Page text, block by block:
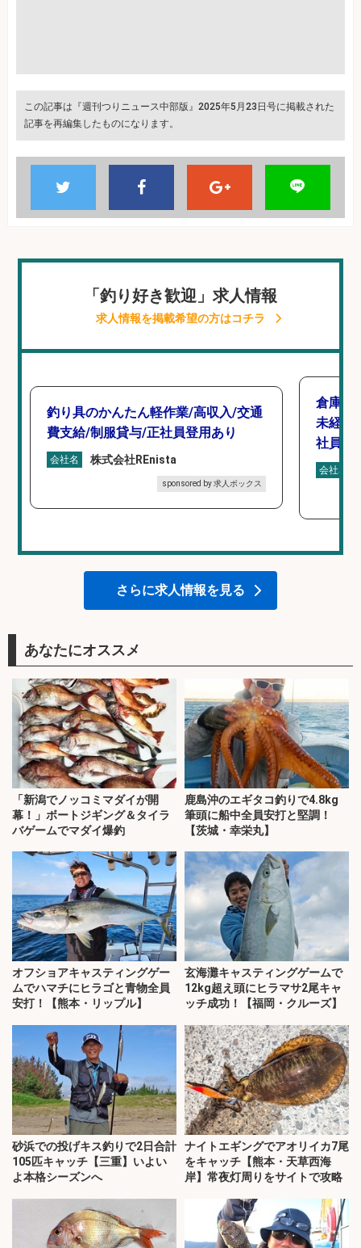
この記事は『週刊つりニュース中部版』2025年5月23日号に掲載された
記事を再編集したものになります。
「釣り好き歓迎」求人情報
求人情報を掲載希望の方はコチラ
釣り具のかんたん軽作業/高収入/交通
費支給/制服貸与/正社員登用あり
会社名 株式会社REnista
sponsored by 求人ボックス
倉庫で
未経験
社員登
会社名
さらに求人情報を見る
あなたにオススメ
「新潟でノッコミマダイが開
幕！」ボートジギング＆タイラ
バゲームでマダイ爆釣
鹿島沖のエギタコ釣りで4.8kg
筆頭に船中全員安打と堅調！
【茨城・幸栄丸】
オフショアキャスティングゲー
ムでハマチにヒラゴと青物全員
安打！【熊本・リップル】
玄海灘キャスティングゲームで
12kg超え頭にヒラマサ2尾キャ
ッチ成功！【福岡・クルーズ】
砂浜での投げキス釣りで2日合計
105匹キャッチ【三重】いよい
よ本格シーズンへ
ナイトエギングでアオリイカ7尾
をキャッチ【熊本・天草西海
岸】常夜灯周りをサイトで攻略